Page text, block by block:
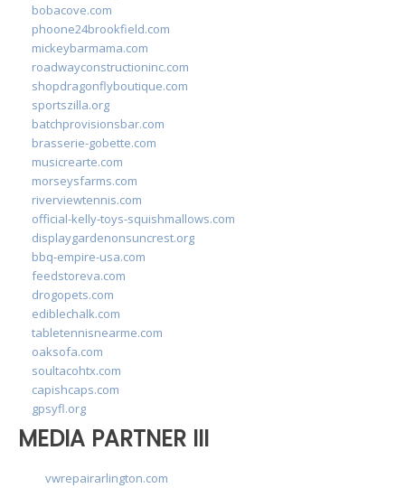
bobacove.com
phoone24brookfield.com
mickeybarmama.com
roadwayconstructioninc.com
shopdragonflyboutique.com
sportszilla.org
batchprovisionsbar.com
brasserie-gobette.com
musicrearte.com
morseysfarms.com
riverviewtennis.com
official-kelly-toys-squishmallows.com
displaygardenonsuncrest.org
bbq-empire-usa.com
feedstoreva.com
drogopets.com
ediblechalk.com
tabletennisnearme.com
oaksofa.com
soultacohtx.com
capishcaps.com
gpsyfl.org
MEDIA PARTNER III
vwrepairarlington.com